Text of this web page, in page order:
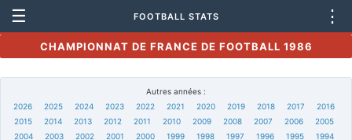
☰ FOOTBALL STATS ⋮
CHAMPIONNAT DE FRANCE DE FOOTBALL 1986
Autres années :
2026
2025 2024 2023 2022 2021 2020 2019 2018 2017
2016
2015
2014 2013 2012 2011 2010 2009 2008 2007 2006
2005
2004
2003 2002 2001 2000 1999 1998 1997 1996 1995
1994